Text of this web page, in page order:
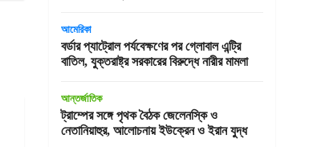
আমেরিকা
বর্ডার প্যাট্রোল পর্যবেক্ষণের পর গ্লোবাল এন্ট্রি
বাতিল, যুক্তরাষ্ট্র সরকারের বিরুদ্ধে নারীর মামলা
আন্তর্জাতিক
ট্রাম্পের সঙ্গে পৃথক বৈঠক জেলেনস্কি ও
নেতানিয়াহুর, আলোচনায় ইউক্রেন ও ইরান যুদ্ধ